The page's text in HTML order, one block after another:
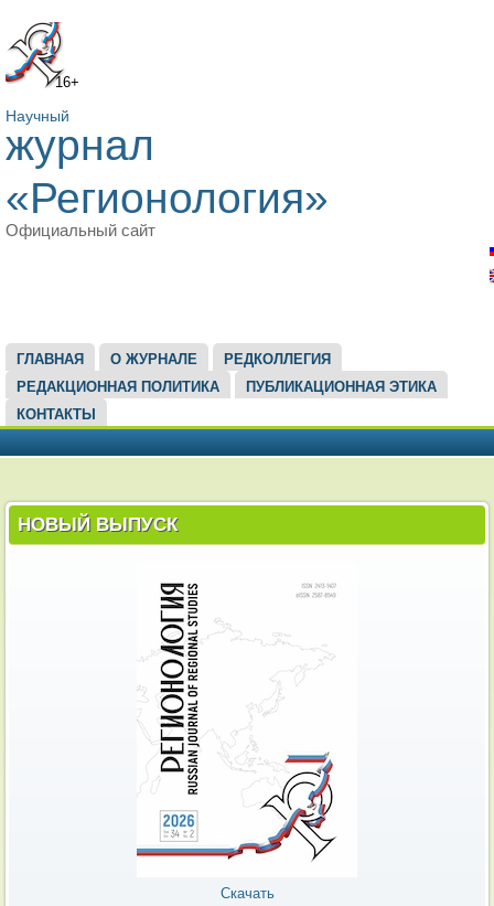
16+
Научный
журнал
«Регионология»
Официальный сайт
ГЛАВНОЕ МЕНЮ
ГЛАВНАЯ О ЖУРНАЛЕ
РЕДКОЛЛЕГИЯ
РЕДАКЦИОННАЯ ПОЛИТИКА
ПУБЛИКАЦИОННАЯ ЭТИКА
КОНТАКТЫ
НОВЫЙ ВЫПУСК
Скачать